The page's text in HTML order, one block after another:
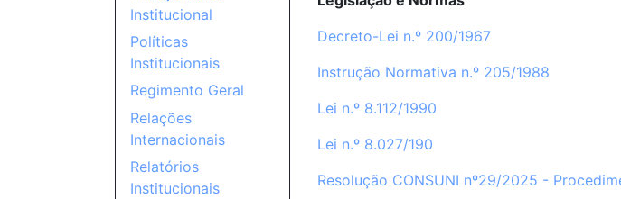
Decreto-Lei n.º 200/1967
Instrução Normativa n.º 205/1988
Lei n.º 8.112/1990
Lei n.º 8.027/190
Resolução CONSUNI nº29/2025 -
Institucional
Políticas
Institucionais
Regimento Geral
Relações
Internacionais
Relatórios
Institucionais